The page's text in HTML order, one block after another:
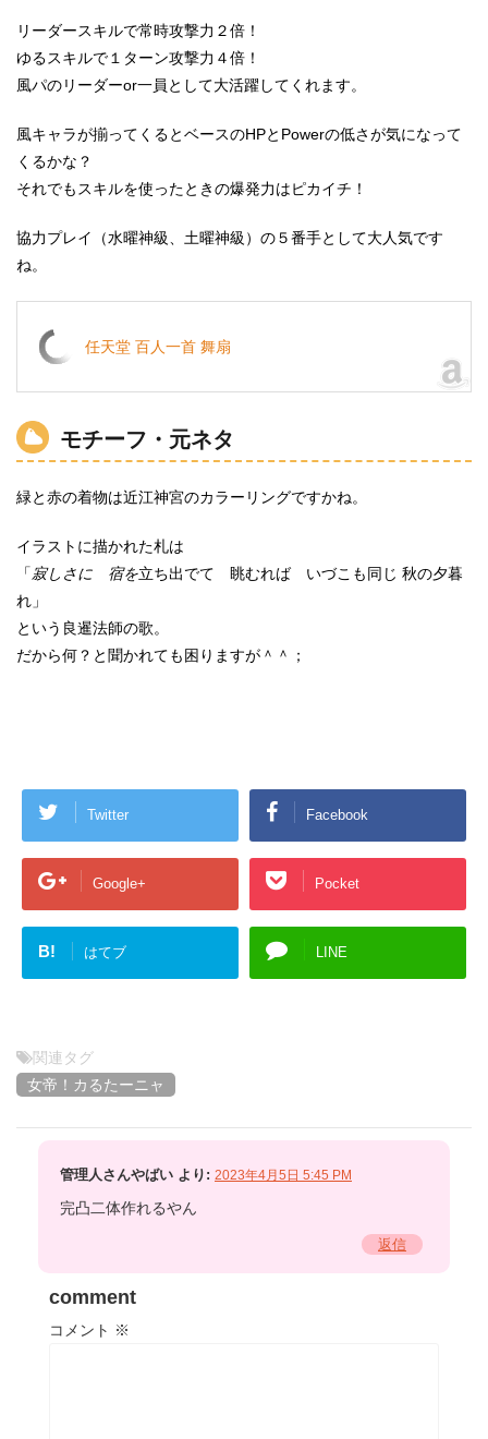
リーダースキルで常時攻撃力２倍！
ゆるスキルで１ターン攻撃力４倍！
風パのリーダーor一員として大活躍してくれます。
風キャラが揃ってくるとベースのHPとPowerの低さが気になって
くるかな？
それでもスキルを使ったときの爆発力はピカイチ！
協力プレイ（水曜神級、土曜神級）の５番手として大人気です
ね。
任天堂 百人一首 舞扇
モチーフ・元ネタ
緑と赤の着物は近江神宮のカラーリングですかね。
イラストに描かれた札は
「寂しさに 宿を立ち出でて 眺むれば いづこも同じ 秋の夕暮
れ」
という良暹法師の歌。
だから何？と聞かれても困りますが＾＾；
Twitter Facebook
Google+ Pocket
B! はてブ LINE
関連タグ
女帝！カるたーニャ
管理人さんやばい より: 2023年4月5日 5:45 PM
完凸二体作れるやん
返信
comment
コメント ※